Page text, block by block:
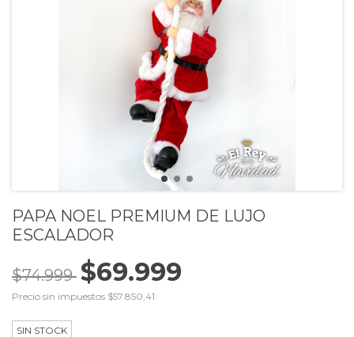
PAPA NOEL PREMIUM DE LUJO
ESCALADOR
$74.999 $69.999
Precio sin impuestos $57.850,41
SIN STOCK